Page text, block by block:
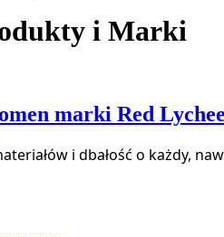
i Marki
marki Red Lychee
i dbałość o każdy,